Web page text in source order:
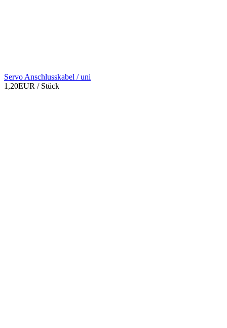
Servo Anschlusskabel / uni
1,20EUR / Stück